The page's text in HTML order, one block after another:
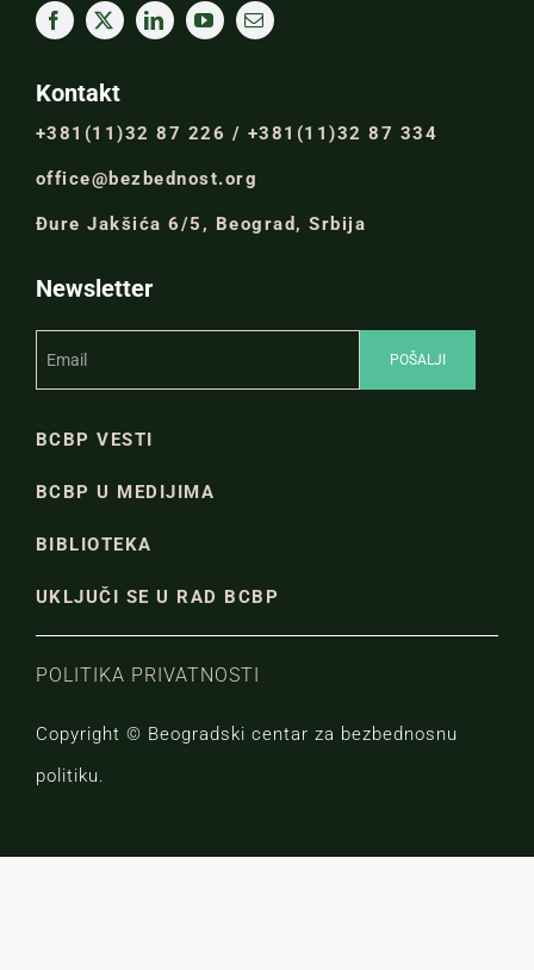
Kontakt
+381(11)32 87 226 / +381(11)32 87 334
office@bezbednost.org
Đure Jakšića 6/5, Beograd, Srbija
Newsletter
BCBP VESTI
BCBP U MEDIJIMA
BIBLIOTEKA
UKLJUČI SE U RAD BCBP
POLITIKA PRIVATNOSTI
Copyright © Beogradski centar za bezbednosnu
politiku.